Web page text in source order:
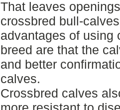
That leaves
crossbred bull-
advantages of using
breed are that the
and better
calves.
Crossbred calves